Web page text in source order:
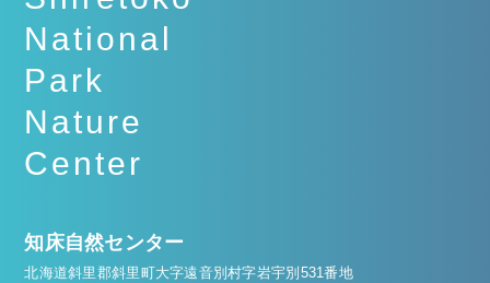
National
Park
Nature
Center
知床自然センター
北海道斜里郡斜里町大字遠音別村字岩宇別531番地